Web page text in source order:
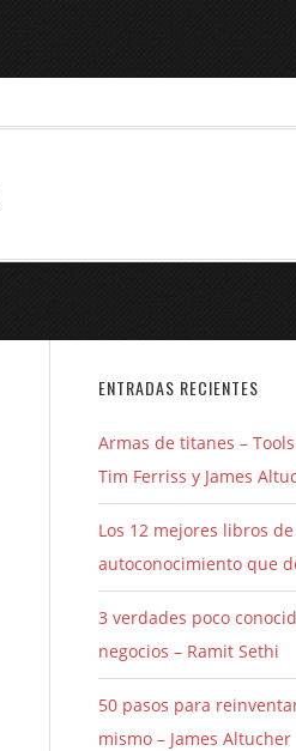
ENTRADAS RECIENTES
Armas de titanes –
Tim Ferriss y James
Los 12 mejores libros de
autoconocimiento que
3 verdades poco
negocios – Ramit Sethi
50 pasos para
mismo – James Altucher